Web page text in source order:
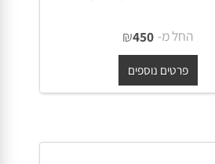
כיור מונח חרס 9853 מעוצב
50/35.5/13 ס"מ לבן מבריק
החל מ- ₪450